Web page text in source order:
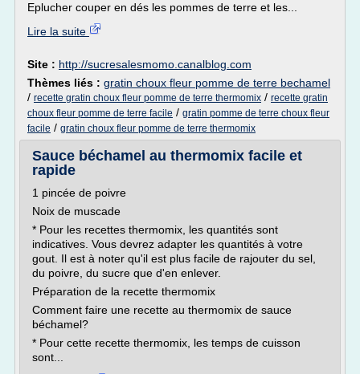
Eplucher couper en dés les pommes de terre et les...
Lire la suite
Site : http://sucresalesmomo.canalblog.com
Thèmes liés : gratin choux fleur pomme de terre bechamel
/ recette gratin choux fleur pomme de terre thermomix / recette gratin
choux fleur pomme de terre facile / gratin pomme de terre choux fleur
facile / gratin choux fleur pomme de terre thermomix
Sauce béchamel au thermomix facile et
rapide
1 pincée de poivre
Noix de muscade
* Pour les recettes thermomix, les quantités sont
indicatives. Vous devrez adapter les quantités à votre
gout. Il est à noter qu'il est plus facile de rajouter du sel,
du poivre, du sucre que d'en enlever.
Préparation de la recette thermomix
Comment faire une recette au thermomix de sauce
béchamel?
* Pour cette recette thermomix, les temps de cuisson
sont...